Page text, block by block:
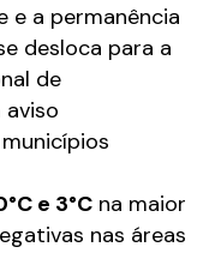
e a permanência
desloca para a
de
e 3°Cna maior
nas áreas